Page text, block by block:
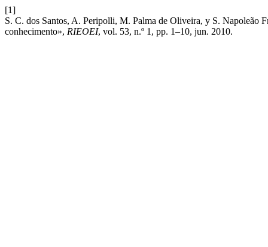
[1]
S. C. dos Santos, A. Peripolli, M. Palma de Oliveira, y S. Napoleão
conhecimento», RIEOEI, vol. 53, n.º 1, pp. 1–10, jun. 2010.